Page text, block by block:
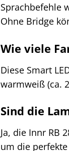
Sprachbefehle
Ohne Bridge
Wie viele
Diese Smart
warmweiß (ca.
Sind die
Ja, die Innr RB
um die